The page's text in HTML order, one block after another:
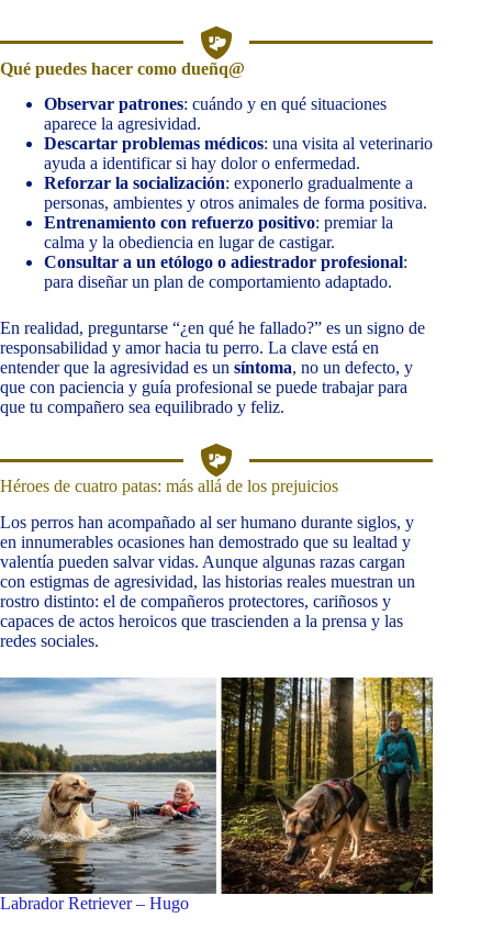
Qué puedes hacer como dueñq@
Observar patrones: cuándo y en qué situaciones
aparece la agresividad.
Descartar problemas médicos: una visita al veterinario
ayuda a identificar si hay dolor o enfermedad.
Reforzar la socialización: exponerlo gradualmente a
personas, ambientes y otros animales de forma positiva.
Entrenamiento con refuerzo positivo: premiar la
calma y la obediencia en lugar de castigar.
Consultar a un etólogo o adiestrador profesional:
para diseñar un plan de comportamiento adaptado.
En realidad, preguntarse “¿en qué he fallado?” es un signo de
responsabilidad y amor hacia tu perro. La clave está en
entender que la agresividad es un síntoma, no un defecto, y
que con paciencia y guía profesional se puede trabajar para
que tu compañero sea equilibrado y feliz.
Héroes de cuatro patas: más allá de los prejuicios
Los perros han acompañado al ser humano durante siglos, y
en innumerables ocasiones han demostrado que su lealtad y
valentía pueden salvar vidas. Aunque algunas razas cargan
con estigmas de agresividad, las historias reales muestran un
rostro distinto: el de compañeros protectores, cariñosos y
capaces de actos heroicos que trascienden a la prensa y las
redes sociales.
Labrador Retriever – Hugo